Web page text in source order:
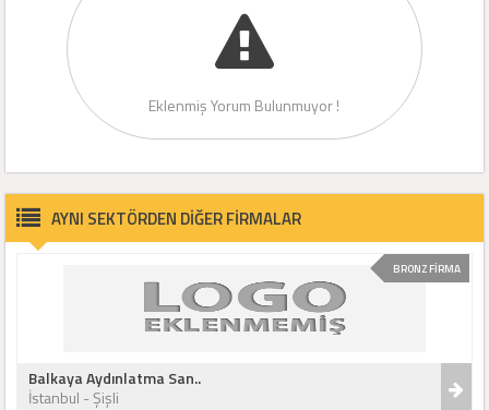
Eklenmiş Yorum Bulunmuyor !
AYNI SEKTÖRDEN DİĞER FİRMALAR
BRONZ FİRMA
Balkaya Aydınlatma San..
İstanbul - Şişli